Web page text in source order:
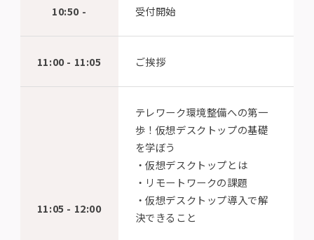
10:50 - 受付開始
11:00 - 11:05 ご挨拶
11:05 - 12:00
テレワーク環境整備への第一
歩！仮想デスクトップの基礎
を学ぼう
・仮想デスクトップとは
・リモートワークの課題
・仮想デスクトップ導入で解
決できること